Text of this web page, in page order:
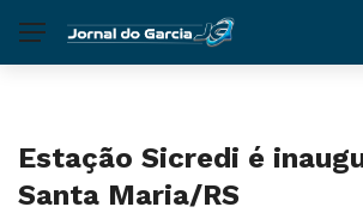
Estação Sicredi é
Santa Maria/RS